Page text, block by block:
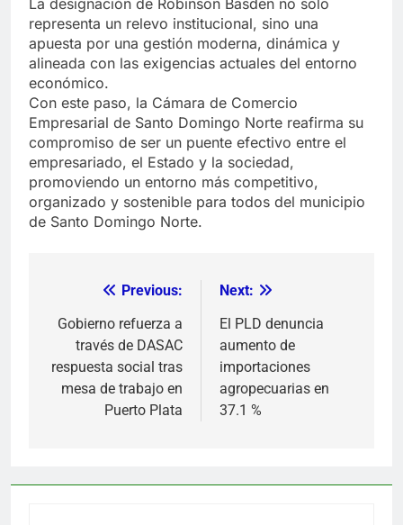
La designación de Robinson Basden no solo
representa un relevo institucional, sino una
apuesta por una gestión moderna, dinámica y
alineada con las exigencias actuales del entorno
económico.
Con este paso, la Cámara de Comercio
Empresarial de Santo Domingo Norte reafirma su
compromiso de ser un puente efectivo entre el
empresariado, el Estado y la sociedad,
promoviendo un entorno más competitivo,
organizado y sostenible para todos del municipio
de Santo Domingo Norte.
Navegación
de
entradas
Previous:
Gobierno refuerza a
través de DASAC
respuesta social tras
mesa de trabajo en
Puerto Plata
Next:
El PLD denuncia
aumento de
importaciones
agropecuarias en
37.1 %